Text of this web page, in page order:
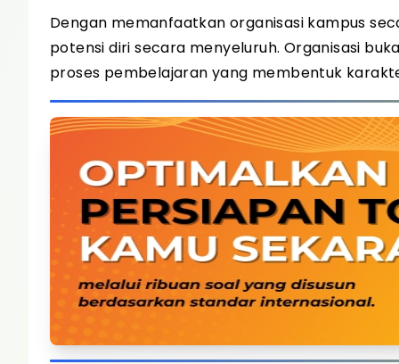
Dengan memanfaatkan organisasi kampus
potensi diri secara menyeluruh. Organisasi
proses pembelajaran yang membentuk